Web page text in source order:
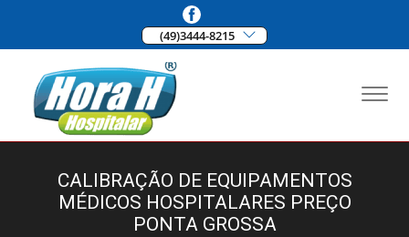
(49)3444-8215
CALIBRAÇÃO DE EQUIPAMENTOS
MÉDICOS HOSPITALARES PREÇO
PONTA GROSSA